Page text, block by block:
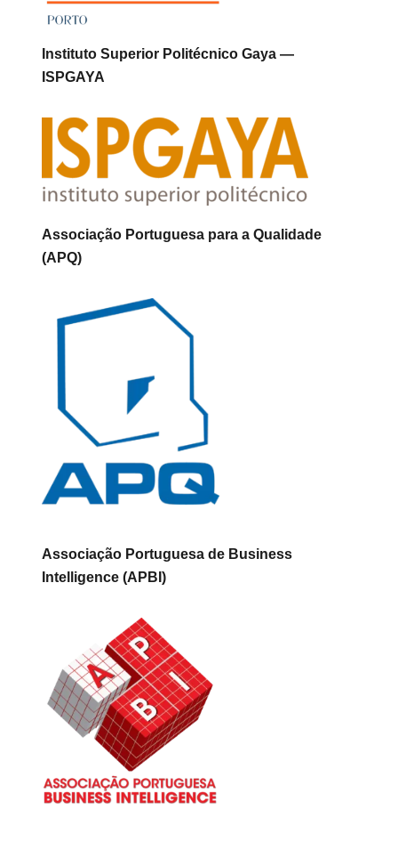
Instituto Superior Politécnico Gaya —
ISPGAYA
Associação Portuguesa para a Qualidade
(APQ)
Associação Portuguesa de Business
Intelligence (APBI)